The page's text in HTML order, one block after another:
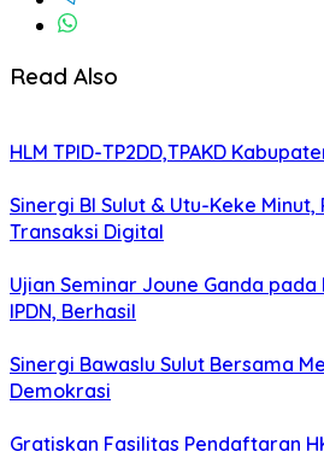
Read Also
HLM TPID-TP2DD,TPAKD
Sinergi BI Sulut & Utu-Keke
Transaksi Digital
Ujian Seminar Joune Ganda
IPDN, Berhasil
Sinergi Bawaslu Sulut Bersama
Demokrasi
Gratiskan Fasilitas Pendaftaran